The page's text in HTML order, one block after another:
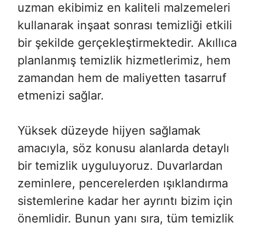
uzman ekibimiz en kaliteli malzemeleri
kullanarak inşaat sonrası temizliği etkili
bir şekilde gerçekleştirmektedir. Akıllıca
planlanmış temizlik hizmetlerimiz, hem
zamandan hem de maliyetten tasarruf
etmenizi sağlar.
Yüksek düzeyde hijyen sağlamak
amacıyla, söz konusu alanlarda detaylı
bir temizlik uyguluyoruz. Duvarlardan
zeminlere, pencerelerden ışıklandırma
sistemlerine kadar her ayrıntı bizim için
önemlidir. Bunun yanı sıra, tüm temizlik